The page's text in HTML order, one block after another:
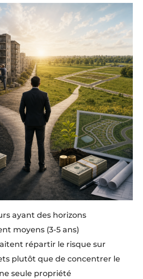
ayant des horizons
moyens (3-5 ans)
répartir le risque sur
plutôt que de concentrer le
seule propriété